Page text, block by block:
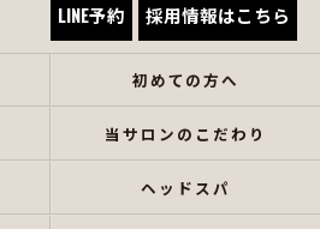
LINE予約 採用情報はこちら
初めての方へ
当サロンのこだわり
ヘッドスパ